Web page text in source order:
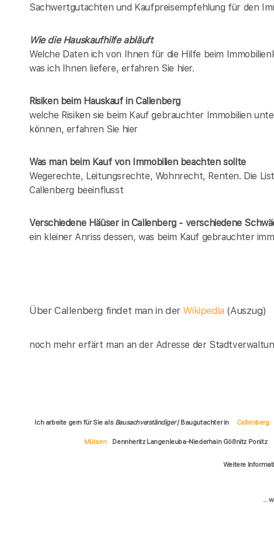
Sachwertgutachten und Kaufpreisempfehlung für den
Wie die Hauskaufhilfe abläuft
Welche Daten ich von Ihnen für die Hilfe beim
was ich Ihnen liefere, erfahren Sie hier.
Risiken beim Hauskaufin Callenberg
welche Risiken sie beim Kauf gebrauchter Immobilien
können, erfahren Sie hier
Was man beim Kauf von Immobilien beachten sollte
Wegerechte, Leitungsrechte, Wohnrecht, Renten. Die
Callenberg beeinflusst
Verschiedene Häüser in Callenberg - verschiedene
ein kleiner Anriss dessen, was beim Kauf gebrauchter
Über Callenberg findet man in derWikipedia (Auszug)
noch mehr erfärt man an der Adresse der
Ich arbeite gern für Sie als Bausachverständiger/ Baugutachter in Callenberg
Mülsen Dennheritz Langenleuba-Niederhain Gößnitz Ponitz
Weitere
...